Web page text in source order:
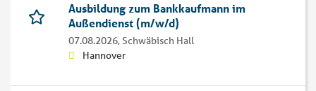
Ausbildung zum Bankkaufmann im
Außendienst (m/w/d)
07.08.2026,Schwäbisch Hall
Hannover